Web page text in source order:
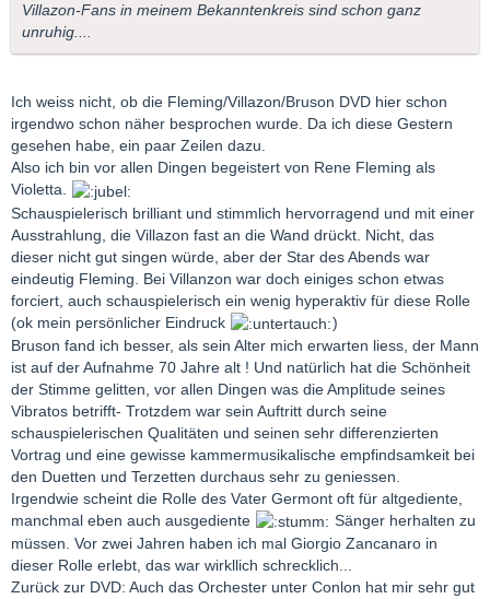
Villazon-Fans in meinem Bekanntenkreis sind schon ganz
unruhig....
Ich weiss nicht, ob die Fleming/Villazon/Bruson DVD hier schon
irgendwo schon näher besprochen wurde. Da ich diese Gestern
gesehen habe, ein paar Zeilen dazu.
Also ich bin vor allen Dingen begeistert von Rene Fleming als
Violetta.
Schauspielerisch brilliant und stimmlich hervorragend und mit einer
Ausstrahlung, die Villazon fast an die Wand drückt. Nicht, das
dieser nicht gut singen würde, aber der Star des Abends war
eindeutig Fleming. Bei Villanzon war doch einiges schon etwas
forciert, auch schauspielerisch ein wenig hyperaktiv für diese Rolle
(ok mein persönlicher Eindruck
)
Bruson fand ich besser, als sein Alter mich erwarten liess, der Mann
ist auf der Aufnahme 70 Jahre alt ! Und natürlich hat die Schönheit
der Stimme gelitten, vor allen Dingen was die Amplitude seines
Vibratos betrifft- Trotzdem war sein Auftritt durch seine
schauspielerischen Qualitäten und seinen sehr differenzierten
Vortrag und eine gewisse kammermusikalische empfindsamkeit bei
den Duetten und Terzetten durchaus sehr zu geniessen.
Irgendwie scheint die Rolle des Vater Germont oft für altgediente,
manchmal eben auch ausgediente
Sänger herhalten zu
müssen. Vor zwei Jahren haben ich mal Giorgio Zancanaro in
dieser Rolle erlebt, das war wirkllich schrecklich...
Zurück zur DVD: Auch das Orchester unter Conlon hat mir sehr gut